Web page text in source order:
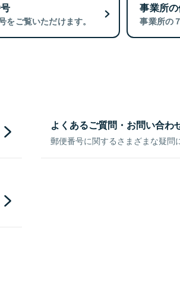
をご覧いただけます。
事業所
事業所の
よくあるご質問・お問い合わ
郵便番号に関するさまざまな疑問